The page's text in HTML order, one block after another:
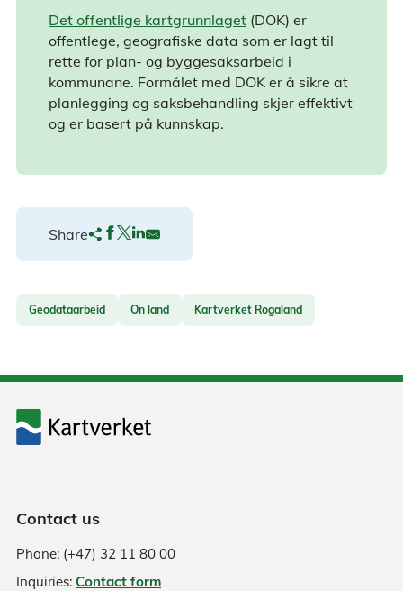
Det offentlige kartgrunnlaget (DOK) er
offentlege, geografiske data som er lagt til
rette for plan- og byggesaksarbeid i
kommunane. Formålet med DOK er å sikre at
planlegging og saksbehandling skjer effektivt
og er basert på kunnskap.
Share
Geodataarbeid On land Kartverket Rogaland
Contact us
Phone: (+47) 32 11 80 00
Inquiries: Contact form